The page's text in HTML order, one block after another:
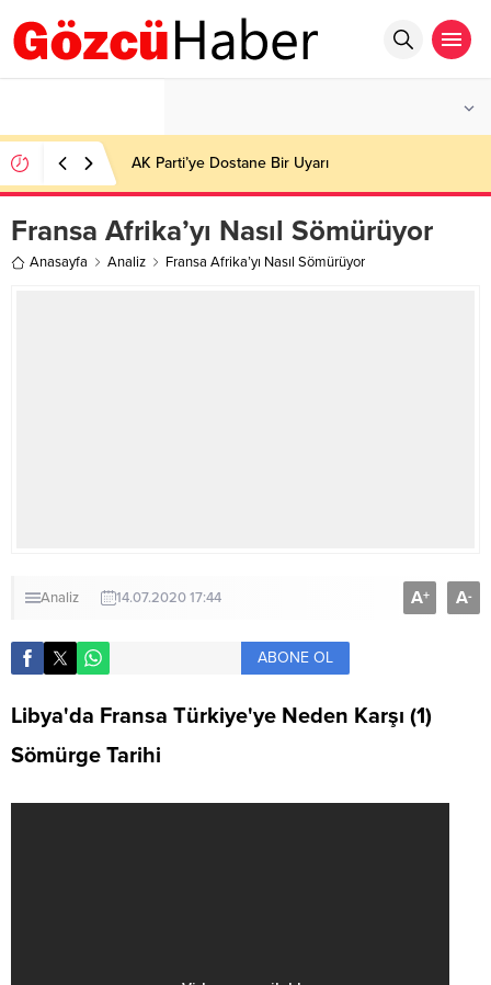
AK Parti’ye Dostane Bir Uyarı
Fransa Afrika’yı Nasıl Sömürüyor
Anasayfa Analiz Fransa Afrika’yı Nasıl Sömürüyor
Analiz 14.07.2020 17:44 A+ A-
ABONE OL
Libya'da Fransa Türkiye'ye Neden Karşı (1)
Sömürge Tarihi